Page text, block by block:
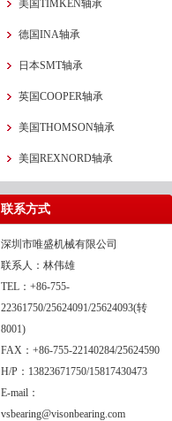
美国TIMKEN轴承
德国INA轴承
日本SMT轴承
英国COOPER轴承
美国THOMSON轴承
美国REXNORD轴承
联系方式
深圳市唯盛机械有限公司
联系人：林伟雄
TEL：+86-755-
22361750/25624091/25624093(转
8001)
FAX：+86-755-22140284/25624590
H/P：13823671750/15817430473
E-mail：
vsbearing@visonbearing.com